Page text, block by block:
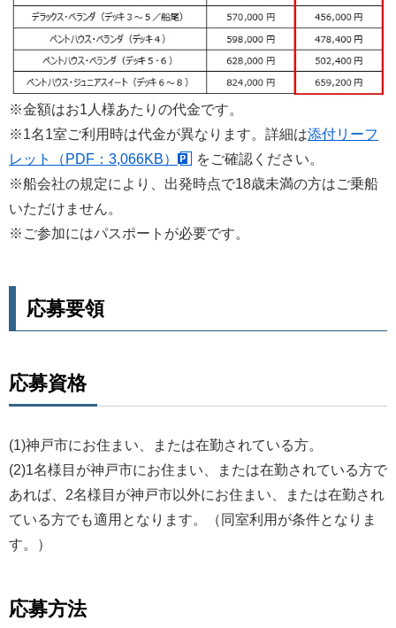
※金額はお1人様あたりの代金です。
※1名1室ご利用時は代金が異なります。詳細は添付リーフ
レット（PDF：3,066KB）
をご確認ください。
※船会社の規定により、出発時点で18歳未満の方はご乗船
いただけません。
※ご参加にはパスポートが必要です。
応募要領
応募資格
(1)神戸市にお住まい、または在勤されている方。
(2)1名様目が神戸市にお住まい、または在勤されている方で
あれば、2名様目が神戸市以外にお住まい、または在勤され
ている方でも適用となります。（同室利用が条件となりま
す。）
応募方法